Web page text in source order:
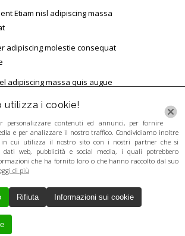
Etiam nisl adipiscing massa
adipiscing molestie consequat
adipiscing massa quis augue
Local Web
Copyrights © 2017
LORENZA - P. IVA 03346281201 - P.
- P. IVA 03346281201 - P.
utilizza i cookie!
personalizzare contenuti ed annunci, per fornire
e per analizzare il nostro traffico. Condividiamo inoltre
cui utilizza il nostro sito con i nostri partner che si
web, pubblicità e social media, i quali potrebbero
che ha fornito loro o che hanno raccolto dal suo
di più
Rifiuta Informazioni sui cookie